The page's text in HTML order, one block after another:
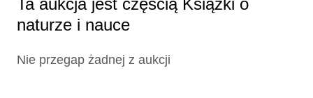
Ta aukcja jest częścią Książki o
naturze i nauce
Nie przegap żadnej z aukcji